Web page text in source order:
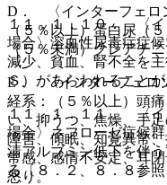
D． 〈インターフェロ
（５％以上）蛋白尿（
（５％未満）クレアチ
E． 〈インターフェロ
経系：（５％以上）頭
い、抑うつ、焦燥、手
障害、傾眠、知覚異常
常感、感情不安定、耳
怒り。
１１．１．１０． 〈
場合〉溶血性尿毒症症
減少、貧血、腎不全を
Ｓ）があらわれること
１１．１．１１． 〈
場合〉ネフローゼ症候
清アルブミン低下を伴
る〔８．２、８．８参照